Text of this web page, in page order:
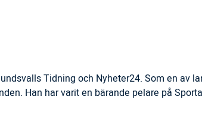
Tidning och Nyheter24. Som en av
Han har varit en bärande pelare på